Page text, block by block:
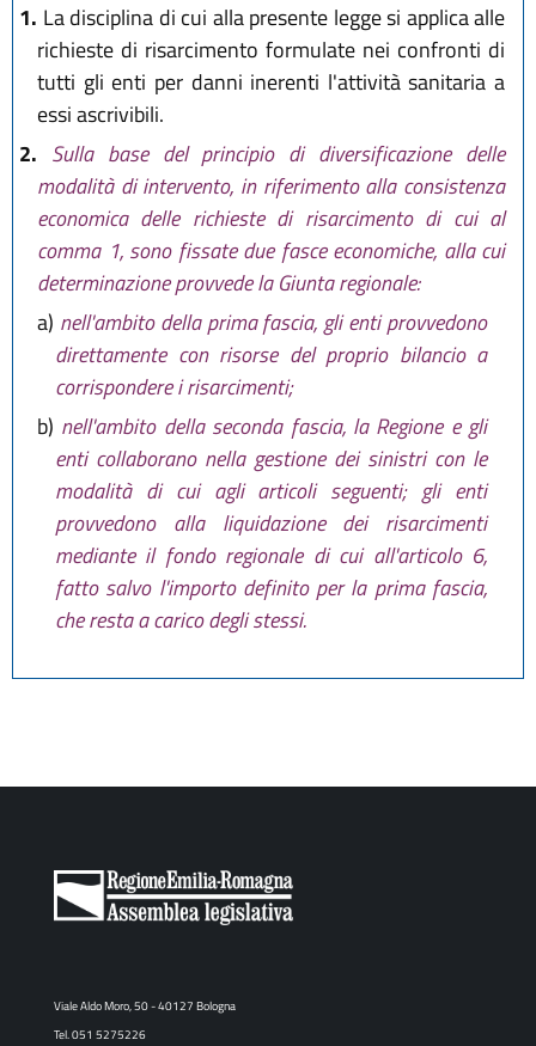
1. La disciplina di cui alla presente legge si applica alle
richieste di risarcimento formulate nei confronti di
tutti gli enti per danni inerenti l'attività sanitaria a
essi ascrivibili.
2. Sulla base del principio di diversificazione delle
modalità di intervento, in riferimento alla consistenza
economica delle richieste di risarcimento di cui al
comma 1, sono fissate due fasce economiche, alla cui
determinazione provvede la Giunta regionale:
a) nell'ambito della prima fascia, gli enti provvedono
direttamente con risorse del proprio bilancio a
corrispondere i risarcimenti;
b) nell'ambito della seconda fascia, la Regione e gli
enti collaborano nella gestione dei sinistri con le
modalità di cui agli articoli seguenti; gli enti
provvedono alla liquidazione dei risarcimenti
mediante il fondo regionale di cui all'articolo 6,
fatto salvo l'importo definito per la prima fascia,
che resta a carico degli stessi.
Viale Aldo Moro, 50 - 40127 Bologna
Tel. 051 5275226